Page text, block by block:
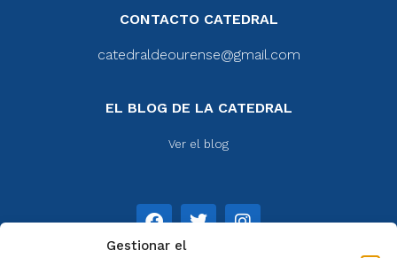
Gestionar el
CONTACTO CATEDRAL
catedraldeourense@gmail.com
EL BLOG DE LA CATEDRAL
Ver el blog